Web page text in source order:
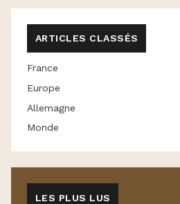
ARTICLES CLASSÉS
France
Europe
Allemagne
Monde
LES PLUS LUS